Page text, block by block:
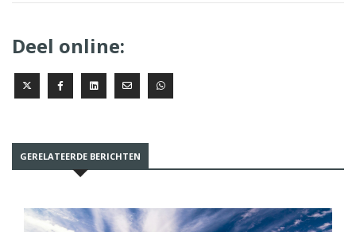
Deel online:
GERELATEERDE BERICHTEN